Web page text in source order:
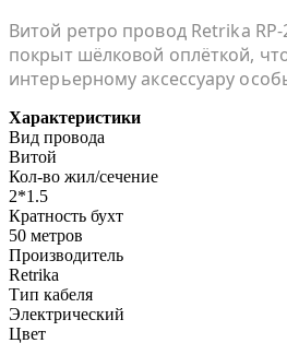
Витой ретро провод Retrika
покрыт шёлковой оплёткой,
интерьерному аксессуару
Характеристики
Вид провода
Витой
Кол-во жил/сечение
2*1.5
Кратность бухт
50 метров
Производитель
Retrika
Тип кабеля
Электрический
Цвет